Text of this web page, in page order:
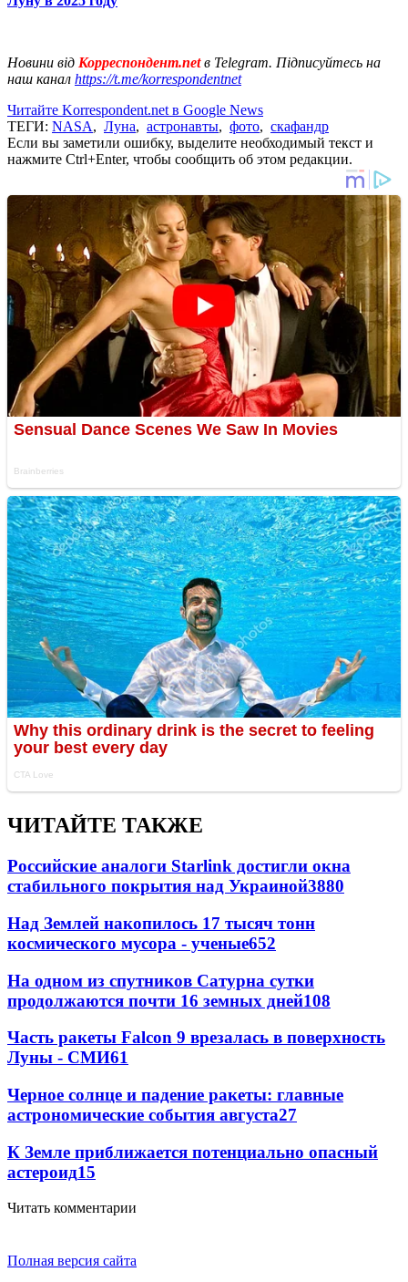
Новини від Корреспондент.netв Telegram. Підписуйтесь на
наш канал https://t.me/korrespondentnet
Читайте Korrespondent.net в Google News
ТЕГИ: NASA, Луна, астронавты, фото, скафандр
Если вы заметили ошибку, выделите необходимый текст и
нажмите Ctrl+Enter, чтобы сообщить об этом редакции.
ЧИТАЙТЕ ТАКЖЕ
Российские аналоги Starlink достигли окна
стабильного покрытия над Украиной3880
Над Землей накопилось 17 тысяч тонн
космического мусора - ученые652
На одном из спутников Сатурна сутки
продолжаются почти 16 земных дней108
Часть ракеты Falcon 9 врезалась в поверхность
Луны - СМИ61
Черное солнце и падение ракеты: главные
астрономические события августа27
К Земле приближается потенциально опасный
астероид15
Читать комментарии
Полная версия сайта